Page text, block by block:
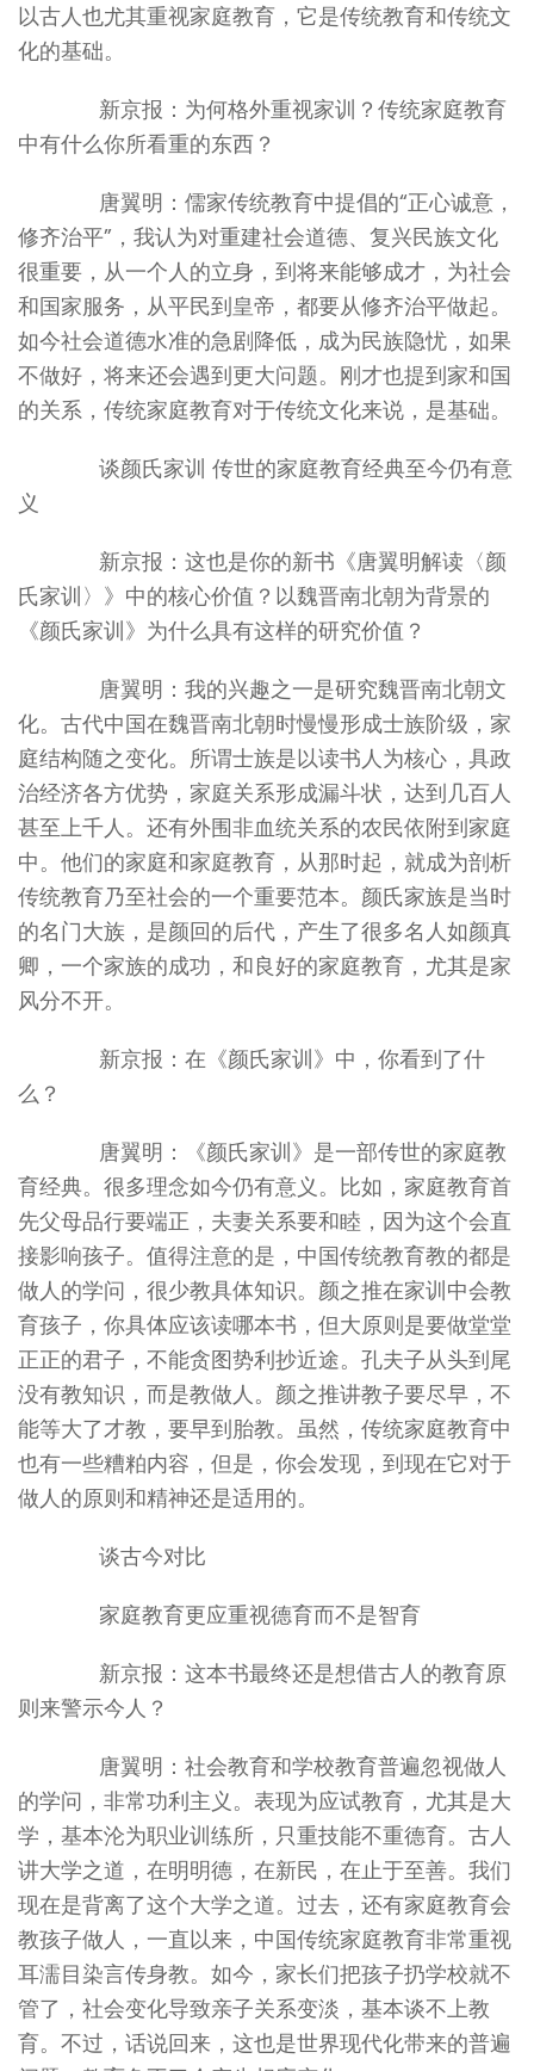
以古人也尤其重视家庭教育，它是传统教育和传统文
化的基础。
新京报：为何格外重视家训？传统家庭教育
中有什么你所看重的东西？
唐翼明：儒家传统教育中提倡的“正心诚意，
修齐治平”，我认为对重建社会道德、复兴民族文化
很重要，从一个人的立身，到将来能够成才，为社会
和国家服务，从平民到皇帝，都要从修齐治平做起。
如今社会道德水准的急剧降低，成为民族隐忧，如果
不做好，将来还会遇到更大问题。刚才也提到家和国
的关系，传统家庭教育对于传统文化来说，是基础。
谈颜氏家训 传世的家庭教育经典至今仍有意
义
新京报：这也是你的新书《唐翼明解读〈颜
氏家训〉》中的核心价值？以魏晋南北朝为背景的
《颜氏家训》为什么具有这样的研究价值？
唐翼明：我的兴趣之一是研究魏晋南北朝文
化。古代中国在魏晋南北朝时慢慢形成士族阶级，家
庭结构随之变化。所谓士族是以读书人为核心，具政
治经济各方优势，家庭关系形成漏斗状，达到几百人
甚至上千人。还有外围非血统关系的农民依附到家庭
中。他们的家庭和家庭教育，从那时起，就成为剖析
传统教育乃至社会的一个重要范本。颜氏家族是当时
的名门大族，是颜回的后代，产生了很多名人如颜真
卿，一个家族的成功，和良好的家庭教育，尤其是家
风分不开。
新京报：在《颜氏家训》中，你看到了什
么？
唐翼明：《颜氏家训》是一部传世的家庭教
育经典。很多理念如今仍有意义。比如，家庭教育首
先父母品行要端正，夫妻关系要和睦，因为这个会直
接影响孩子。值得注意的是，中国传统教育教的都是
做人的学问，很少教具体知识。颜之推在家训中会教
育孩子，你具体应该读哪本书，但大原则是要做堂堂
正正的君子，不能贪图势利抄近途。孔夫子从头到尾
没有教知识，而是教做人。颜之推讲教子要尽早，不
能等大了才教，要早到胎教。虽然，传统家庭教育中
也有一些糟粕内容，但是，你会发现，到现在它对于
做人的原则和精神还是适用的。
谈古今对比
家庭教育更应重视德育而不是智育
新京报：这本书最终还是想借古人的教育原
则来警示今人？
唐翼明：社会教育和学校教育普遍忽视做人
的学问，非常功利主义。表现为应试教育，尤其是大
学，基本沦为职业训练所，只重技能不重德育。古人
讲大学之道，在明明德，在新民，在止于至善。我们
现在是背离了这个大学之道。过去，还有家庭教育会
教孩子做人，一直以来，中国传统家庭教育非常重视
耳濡目染言传身教。如今，家长们把孩子扔学校就不
管了，社会变化导致亲子关系变淡，基本谈不上教
育。不过，话说回来，这也是世界现代化带来的普遍